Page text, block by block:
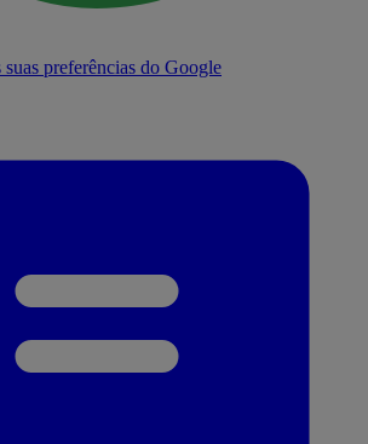
preferências do Google